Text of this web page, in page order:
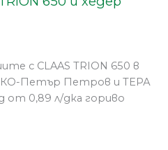
с CLAAS TRION 650 в
Петър Петров и ТЕРА
0,89 л/дка гориво